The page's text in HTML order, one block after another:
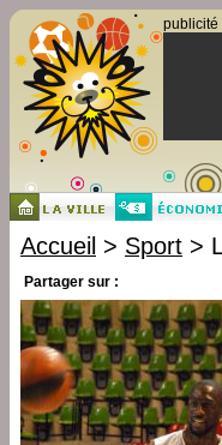
publicité
Accueil > Sport >
Partager sur :
Panneau de gestion des cookies